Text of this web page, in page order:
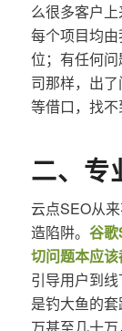
么很多客户
每个项目均
位；有任何
司那样，出
等借口，找不
二、专
云点SEO从
造陷阱。 谷
切问题本应
引导用户到
是钓大鱼的